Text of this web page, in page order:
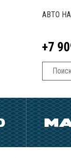
АВТО
+7